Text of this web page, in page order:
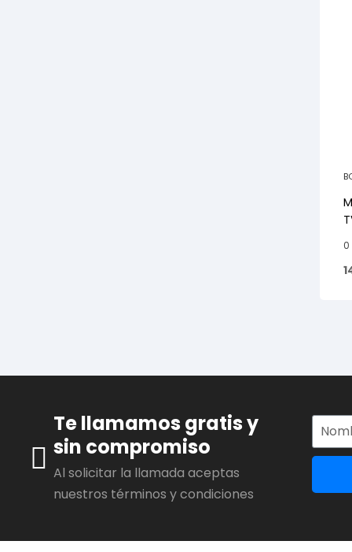
0
Te llamamos gratis y
sin compromiso
Al solicitar la llamada aceptas
nuestros términos y condiciones